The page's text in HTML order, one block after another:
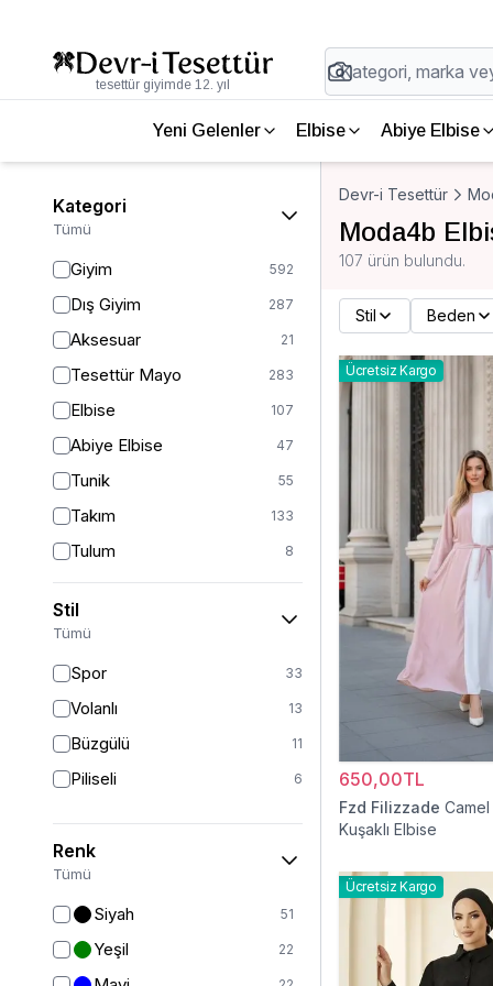
tesettür giyimde 12. yıl
Yeni Gelenler Elbise Abiye Elbise
Kategori
Tümü
Giyim 592
Dış Giyim 287
Aksesuar 21
Tesettür Mayo 283
Elbise 107
Abiye Elbise 47
Tunik 55
Takım 133
Tulum 8
Pantolon 153
Etek 19
Ferace 126
Kap & Pardesü
Trençkot
Hırka
Stil
Tümü
Spor 33
Volanlı 13
Büzgülü 11
Piliseli 6
Renk
Tümü
Siyah 51
Yeşil 22
Devr-i Tesettür
Moda4b
107 ürün bulundu.
Stil Beden
Ücretsiz Kargo
650,00TL
Fzd Filizzade Camel
Kuşaklı Elbise
Ücretsiz Kargo